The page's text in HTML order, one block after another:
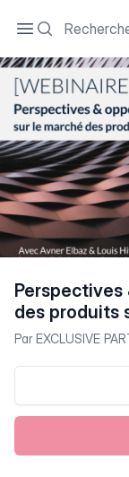
Open sidebar
Search
des produits
ParEXCLUSIVE